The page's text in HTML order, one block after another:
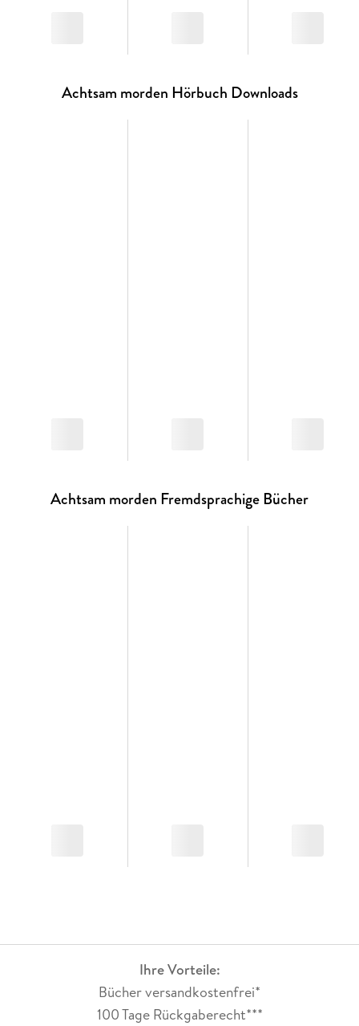
Achtsam morden Hörbuch Downloads
Achtsam morden Fremdsprachige Bücher
Ihre Vorteile:
Bücher versandkostenfrei*
100 Tage Rückgaberecht***